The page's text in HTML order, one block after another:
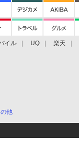
イル UQ 楽天
他